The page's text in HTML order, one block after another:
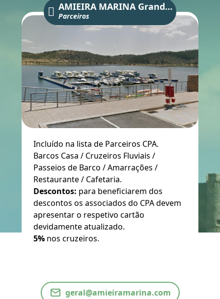
AMIEIRA MARINA Grande Lago Albufeira de Alqueva
Parceiros
Incluído na lista de Parceiros CPA.
Barcos Casa / Cruzeiros Fluviais /
Passeios de Barco / Amarrações /
Restaurante / Cafetaria.
Descontos: para beneficiarem dos
descontos os associados do CPA devem
apresentar o respetivo cartão
devidamente atualizado.
5% nos cruzeiros.
geral@amieiramarina.com